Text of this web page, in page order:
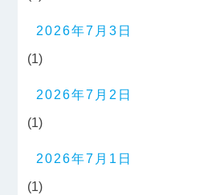
2026年7月3日
(1)
2026年7月2日
(1)
2026年7月1日
(1)